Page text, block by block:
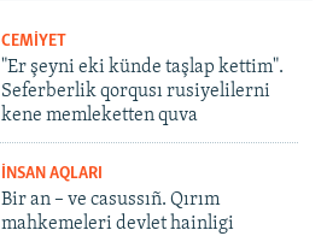
CEMİYET
"Er şeyni eki künde taşlap kettim".
Seferberlik qorqusı rusiyelilerni
kene memleketten quva
İNSAN AQLARI
Bir an – ve casussıñ. Qırım
mahkemeleri devlet hainligi